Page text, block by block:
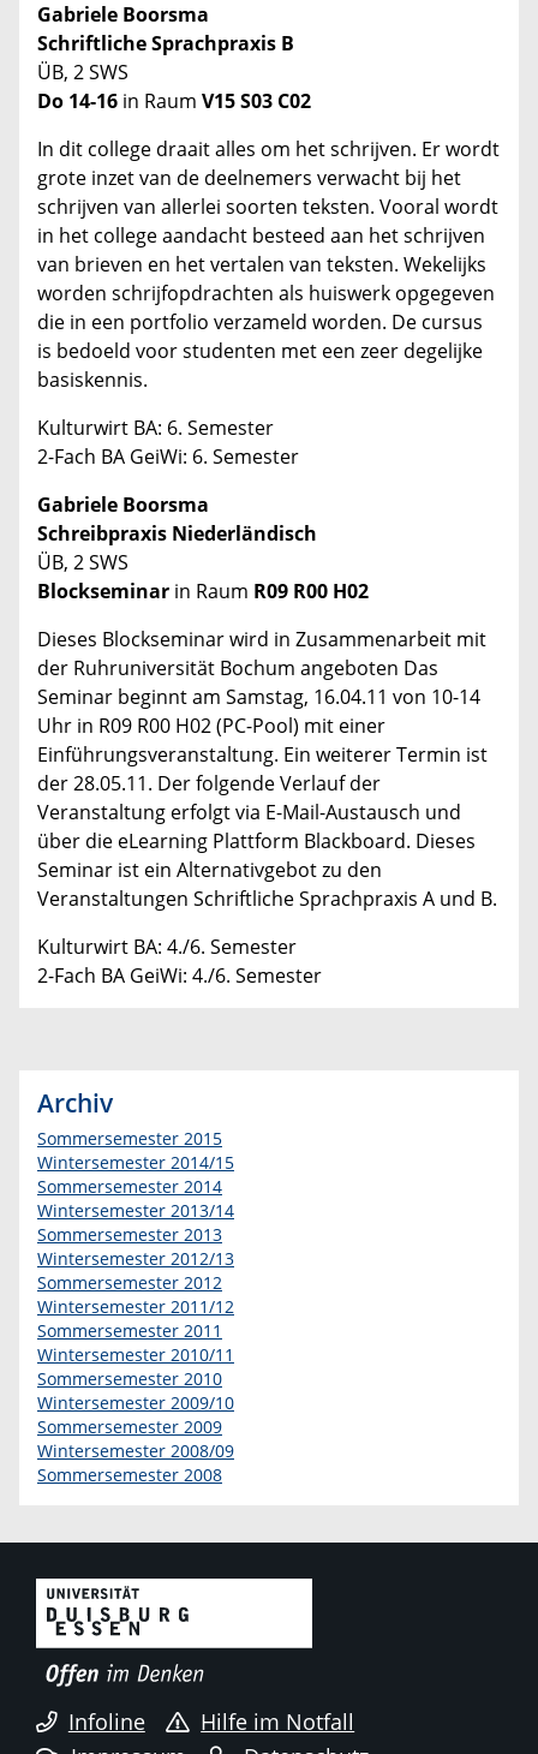
Gabriele Boorsma
Schriftliche Sprachpraxis B
ÜB, 2 SWS
Do 14-16 in Raum V15 S03 C02
In dit college draait alles om het schrijven. Er wordt
grote inzet van de deelnemers verwacht bij het
schrijven van allerlei soorten teksten. Vooral wordt
in het college aandacht besteed aan het schrijven
van brieven en het vertalen van teksten. Wekelijks
worden schrijfopdrachten als huiswerk opgegeven
die in een portfolio verzameld worden. De cursus
is bedoeld voor studenten met een zeer degelijke
basiskennis.
Kulturwirt BA: 6. Semester
2-Fach BA GeiWi: 6. Semester
Gabriele Boorsma
Schreibpraxis Niederländisch
ÜB, 2 SWS
Blockseminar in Raum R09 R00 H02
Dieses Blockseminar wird in Zusammenarbeit mit
der Ruhruniversität Bochum angeboten Das
Seminar beginnt am Samstag, 16.04.11 von 10-14
Uhr in R09 R00 H02 (PC-Pool) mit einer
Einführungsveranstaltung. Ein weiterer Termin ist
der 28.05.11. Der folgende Verlauf der
Veranstaltung erfolgt via E-Mail-Austausch und
über die eLearning Plattform Blackboard. Dieses
Seminar ist ein Alternativgebot zu den
Veranstaltungen Schriftliche Sprachpraxis A und B.
Kulturwirt BA: 4./6. Semester
2-Fach BA GeiWi: 4./6. Semester
Archiv
Sommersemester 2015
Wintersemester 2014/15
Sommersemester 2014
Wintersemester 2013/14
Sommersemester 2013
Wintersemester 2012/13
Sommersemester 2012
Wintersemester 2011/12
Sommersemester 2011
Wintersemester 2010/11
Sommersemester 2010
Wintersemester 2009/10
Sommersemester 2009
Wintersemester 2008/09
Sommersemester 2008
Infoline
Hilfe im Notfall